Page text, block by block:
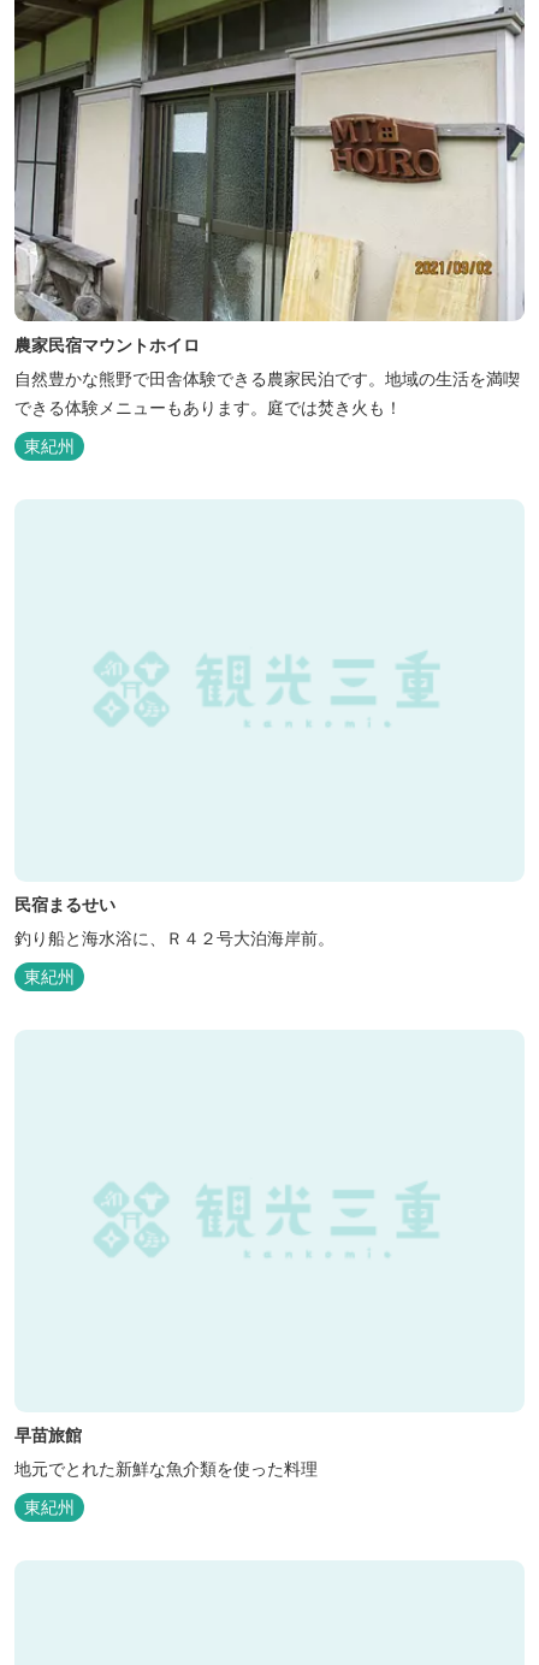
農家民宿マウントホイロ
自然豊かな熊野で田舎体験できる農家民泊です。地域の生活を満喫
できる体験メニューもあります。庭では焚き火も！
東紀州
民宿まるせい
釣り船と海水浴に、Ｒ４２号大泊海岸前。
東紀州
早苗旅館
地元でとれた新鮮な魚介類を使った料理
東紀州